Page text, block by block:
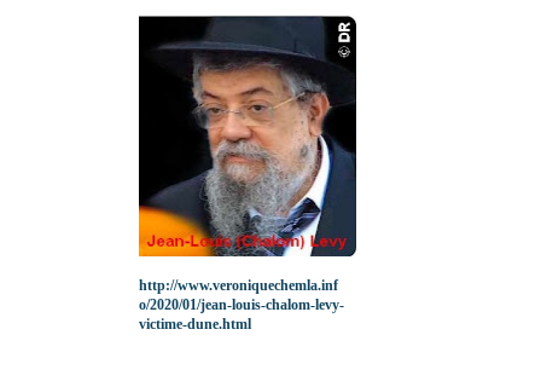
http://www.veroniquechemla.inf
o/2020/01/jean-louis-chalom-levy-
victime-dune.html